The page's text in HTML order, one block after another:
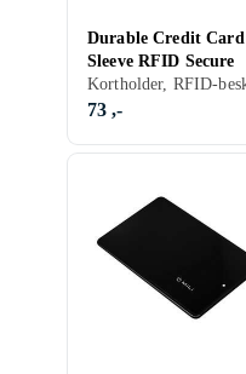
Durable Credit Card
Sleeve RFID Secure
73 ,-